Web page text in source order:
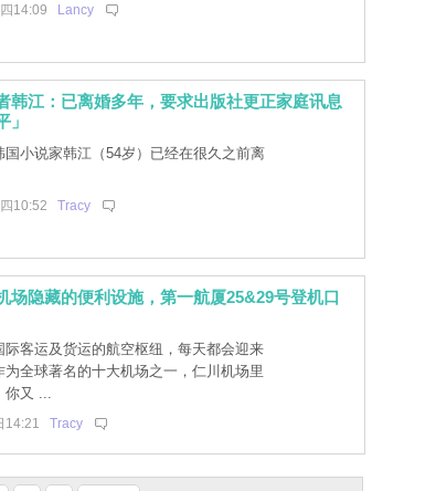
14:09 Lancy
韩江：已离婚多年，要求出版社更正家庭讯息
」
小说家韩江（54岁）已经在很久之前离
10:52 Tracy
场隐藏的便利设施，第一航厦25&29号登机口
客运及货运的航空枢纽，每天都会迎来
全球著名的十大机场之一，仁川机场里
你又 ...
14:21 Tracy